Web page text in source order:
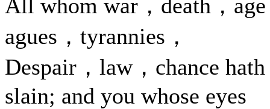
All whom war，death，
agues，tyrannies，
Despair，law，chance hath
slain; and you whose eyes